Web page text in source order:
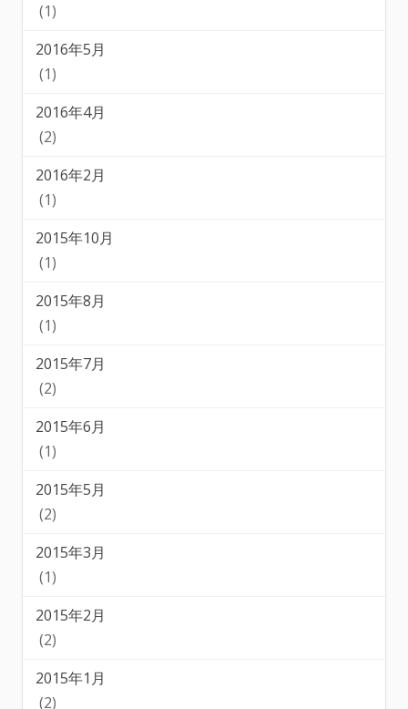
(1)
2016年5月
(1)
2016年4月
(2)
2016年2月
(1)
2015年10月
(1)
2015年8月
(1)
2015年7月
(2)
2015年6月
(1)
2015年5月
(2)
2015年3月
(1)
2015年2月
(2)
2015年1月
(2)